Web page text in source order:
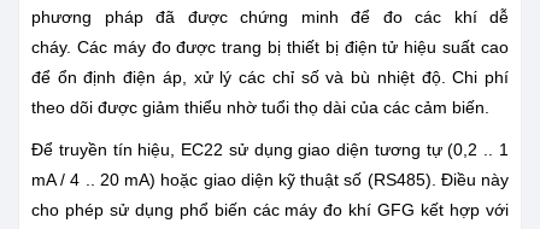
phương pháp đã được chứng minh để đo các khí dễ
cháy. Các máy đo được trang bị thiết bị điện tử hiệu suất cao
để ổn định điện áp, xử lý các chỉ số và bù nhiệt độ.Chi phí
theo dõi được giảm thiểu nhờ tuổi thọ dài của các cảm biến.
Để truyền tín hiệu, EC22 sử dụng giao diện tương tự (0,2 .. 1
mA / 4 .. 20 mA) hoặc giao diện kỹ thuật số (RS485). Điều này
cho phép sử dụng phổ biến các máy đo khí GFG kết hợp với